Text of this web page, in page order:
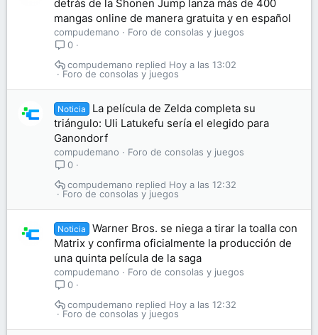
detrás de la Shonen Jump lanza más de 400
mangas online de manera gratuita y en español
compudemano
Foro de consolas y juegos
0
Foro de consolas y juegos
Hoy a las 13:02
compudemano
Noticia
La película de Zelda completa su
triángulo: Uli Latukefu sería el elegido para
Ganondorf
compudemano
Foro de consolas y juegos
0
Foro de consolas y juegos
Hoy a las 12:32
compudemano
Noticia
Warner Bros. se niega a tirar la toalla con
Matrix y confirma oficialmente la producción de
una quinta película de la saga
compudemano
Foro de consolas y juegos
0
Foro de consolas y juegos
Hoy a las 12:32
compudemano